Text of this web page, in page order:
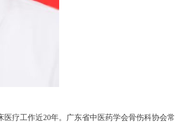
疗工作近20年。广东省中医药学会骨伤科协会